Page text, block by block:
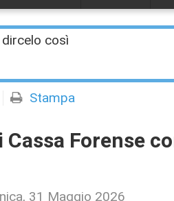
così
Stampa
Forense
31 Maggio 2026